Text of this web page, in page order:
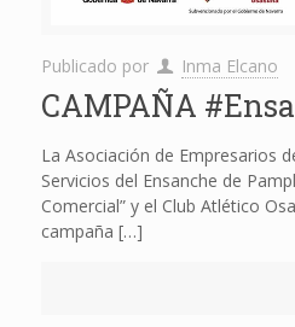
Publicado por Inma Elcano
CAMPAÑA
La Asociación de Empresarios
Servicios del Ensanche de
Comercial” y el Club Atlético
campaña […]